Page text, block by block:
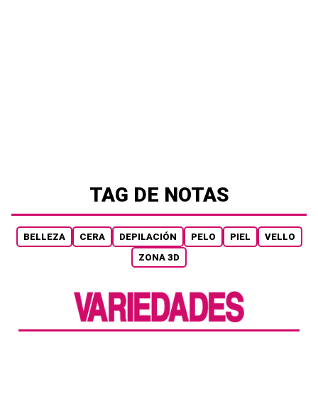
TAG DE NOTAS
BELLEZA CERA DEPILACIÓN PELO PIEL
VELLO
ZONA 3D